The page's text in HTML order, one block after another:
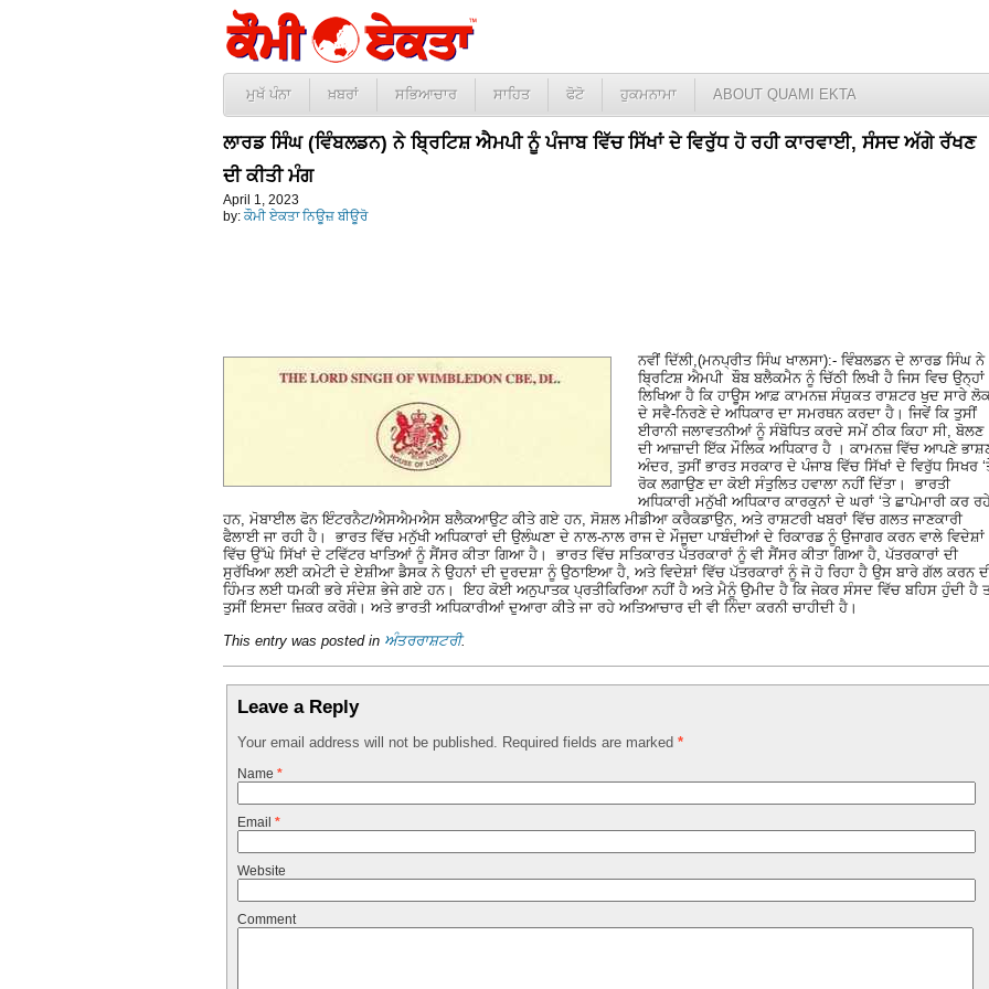
ਮੁਖੱ ਪੰਨਾ ਖ਼ਬਰਾਂ ਸਭਿਆਚਾਰ ਸਾਹਿਤ ਫੋਟੋ ਹੁਕਮਨਾਮਾ ABOUT QUAMI EKTA
ਲਾਰਡ ਸਿੰਘ (ਵਿੰਬਲਡਨ) ਨੇ ਬ੍ਰਿਟਿਸ਼ ਐਮਪੀ ਨੂੰ ਪੰਜਾਬ ਵਿੱਚ ਸਿੱਖਾਂ ਦੇ ਵਿਰੁੱਧ ਹੋ ਰਹੀ ਕਾਰਵਾਈ, ਸੰਸਦ ਅੱਗੇ ਰੱਖਣ
ਦੀ ਕੀਤੀ ਮੰਗ
April 1, 2023
by: ਕੌਮੀ ਏਕਤਾ ਨਿਊਜ਼ ਬੀਊਰੋ
ਨਵੀਂ ਦਿੱਲੀ,(ਮਨਪ੍ਰੀਤ ਸਿੰਘ ਖਾਲਸਾ):- ਵਿੰਬਲਡਨ ਦੇ ਲਾਰਡ ਸਿੰਘ ਨੇ
ਬ੍ਰਿਟਿਸ਼ ਐਮਪੀ ਬੌਬ ਬਲੈਕਮੈਨ ਨੂੰ ਚਿੱਠੀ ਲਿਖੀ ਹੈ ਜਿਸ ਵਿਚ ਉਨ੍ਹਾਂ
ਲਿਖਿਆ ਹੈ ਕਿ ਹਾਊਸ ਆਫ਼ ਕਾਮਨਜ਼ ਸੰਯੁਕਤ ਰਾਸ਼ਟਰ ਖੁਦ ਸਾਰੇ
ਦੇ ਸਵੈ-ਨਿਰਣੇ ਦੇ ਅਧਿਕਾਰ ਦਾ ਸਮਰਥਨ ਕਰਦਾ ਹੈ। ਜਿਵੇਂ ਕਿ ਤੁਸੀਂ
ਈਰਾਨੀ ਜਲਾਵਤਨੀਆਂ ਨੂੰ ਸੰਬੋਧਿਤ ਕਰਦੇ ਸਮੇਂ ਠੀਕ ਕਿਹਾ ਸੀ, ਬੋਲਣ
ਦੀ ਆਜ਼ਾਦੀ ਇੱਕ ਮੌਲਿਕ ਅਧਿਕਾਰ ਹੈ । ਕਾਮਨਜ਼ ਵਿੱਚ ਆਪਣੇ
ਅੰਦਰ, ਤੁਸੀਂ ਭਾਰਤ ਸਰਕਾਰ ਦੇ ਪੰਜਾਬ ਵਿੱਚ ਸਿੱਖਾਂ ਦੇ ਵਿਰੁੱਧ ਸਿਖਰ
ਰੋਕ ਲਗਾਉਣ ਦਾ ਕੋਈ ਸੰਤੁਲਿਤ ਹਵਾਲਾ ਨਹੀਂ ਦਿੱਤਾ। ਭਾਰਤੀ
ਅਧਿਕਾਰੀ ਮਨੁੱਖੀ ਅਧਿਕਾਰ ਕਾਰਕੁਨਾਂ ਦੇ ਘਰਾਂ ‘ਤੇ ਛਾਪੇਮਾਰੀ ਕਰ
ਹਨ, ਮੋਬਾਈਲ ਫੋਨ ਇੰਟਰਨੈਟ/ਐਸਐਮਐਸ ਬਲੈਕਆਉਟ ਕੀਤੇ ਗਏ ਹਨ, ਸੋਸ਼ਲ ਮੀਡੀਆ ਕਰੈਕਡਾਉਨ, ਅਤੇ ਰਾਸ਼ਟਰੀ ਖਬਰਾਂ ਵਿੱਚ ਗਲਤ ਜਾਣਕਾਰੀ
ਫੈਲਾਈ ਜਾ ਰਹੀ ਹੈ। ਭਾਰਤ ਵਿੱਚ ਮਨੁੱਖੀ ਅਧਿਕਾਰਾਂ ਦੀ ਉਲੰਘਣਾ ਦੇ ਨਾਲ-ਨਾਲ ਰਾਜ ਦੇ ਮੌਜੂਦਾ ਪਾਬੰਦੀਆਂ ਦੇ ਰਿਕਾਰਡ ਨੂੰ ਉਜਾਗਰ ਕਰਨ ਵਾਲੇ ਵਿਦੇਸ਼ਾਂ
ਵਿੱਚ ਉੱਘੇ ਸਿੱਖਾਂ ਦੇ ਟਵਿੱਟਰ ਖਾਤਿਆਂ ਨੂੰ ਸੈਂਸਰ ਕੀਤਾ ਗਿਆ ਹੈ। ਭਾਰਤ ਵਿੱਚ ਸਤਿਕਾਰਤ ਪੱਤਰਕਾਰਾਂ ਨੂੰ ਵੀ ਸੈਂਸਰ ਕੀਤਾ ਗਿਆ ਹੈ, ਪੱਤਰਕਾਰਾਂ ਦੀ
ਸੁਰੱਖਿਆ ਲਈ ਕਮੇਟੀ ਦੇ ਏਸ਼ੀਆ ਡੈਸਕ ਨੇ ਉਹਨਾਂ ਦੀ ਦੁਰਦਸ਼ਾ ਨੂੰ ਉਠਾਇਆ ਹੈ, ਅਤੇ ਵਿਦੇਸ਼ਾਂ ਵਿੱਚ ਪੱਤਰਕਾਰਾਂ ਨੂੰ ਜੋ ਹੋ ਰਿਹਾ ਹੈ ਉਸ ਬਾਰੇ ਗੱਲ ਕਰਨ
ਹਿੰਮਤ ਲਈ ਧਮਕੀ ਭਰੇ ਸੰਦੇਸ਼ ਭੇਜੇ ਗਏ ਹਨ। ਇਹ ਕੋਈ ਅਨੁਪਾਤਕ ਪ੍ਰਤੀਕਿਰਿਆ ਨਹੀਂ ਹੈ ਅਤੇ ਮੈਨੂੰ ਉਮੀਦ ਹੈ ਕਿ ਜੇਕਰ ਸੰਸਦ ਵਿੱਚ ਬਹਿਸ ਹੁੰਦੀ ਹੈ
ਤੁਸੀਂ ਇਸਦਾ ਜ਼ਿਕਰ ਕਰੋਗੇ। ਅਤੇ ਭਾਰਤੀ ਅਧਿਕਾਰੀਆਂ ਦੁਆਰਾ ਕੀਤੇ ਜਾ ਰਹੇ ਅਤਿਆਚਾਰ ਦੀ ਵੀ ਨਿੰਦਾ ਕਰਨੀ ਚਾਹੀਦੀ ਹੈ।
This entry was posted in ਅੰਤਰਰਾਸ਼ਟਰੀ.
Leave a Reply
Your email address will not be published. Required fields are marked *
Name *
Email *
Website
Comment